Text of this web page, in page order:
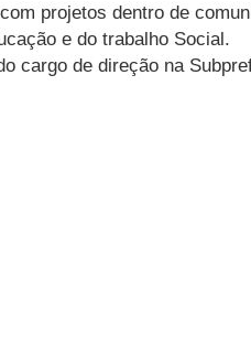
projetos dentro de
e do trabalho Social.
cargo de direção na